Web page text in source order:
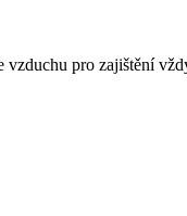
pro zajištění